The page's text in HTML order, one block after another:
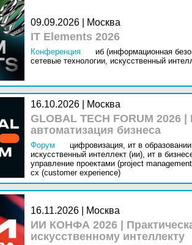
09.09.2026 | Москва
IT Elements 2026
Конференция
иб (информационная
сетевые технологии, искусственный
16.10.2026 | Москва
GLOBAL TECH FORUM
автоматизация бизнеса
Форум цифровизация, ит в
искусственный интеллект (ии), ит в
управление проектами (project
cx (customer experience)
16.11.2026 | Москва
ИИ КОНФА 2026 |
искусственному интеллекту